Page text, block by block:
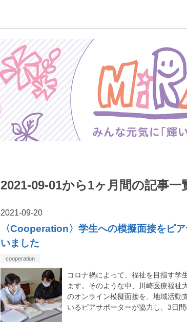
2021-09-01から1ヶ月間の記事一
2021-09-20
〈Cooperation〉学生への模擬面接をピ
いました
cooperation
コロナ禍によって、福祉を目指す学
ます。そのような中、川崎医療福祉
のオンライン模擬面接を、地域活動
いるピアサポーターが協力し、3日